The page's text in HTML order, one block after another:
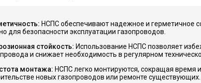
НСПС обеспечивают надежное и герметичное
для безопасности эксплуатации газопроводов.
стойкость: Использование НСПС позволяет
и снижает необходимость в регулярном
монтажа: НСПС легко монтируются, сокращая время
новых газопроводов или ремонте существующих.